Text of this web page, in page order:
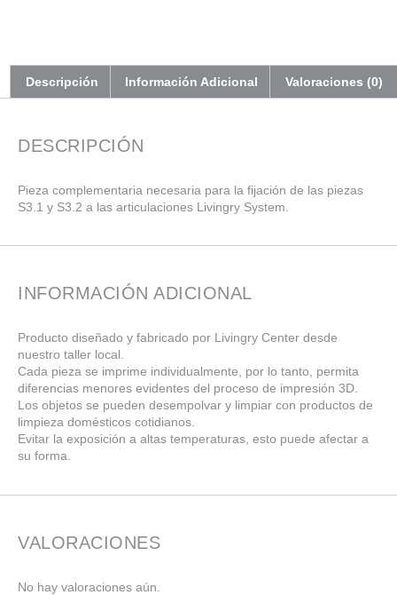
Descripción Información Adicional Valoraciones (0)
DESCRIPCIÓN
Pieza complementaria necesaria para la fijación de las piezas
S3.1 y S3.2 a las articulaciones Livingry System.
INFORMACIÓN ADICIONAL
Producto diseñado y fabricado por Livingry Center desde
nuestro taller local.
Cada pieza se imprime individualmente, por lo tanto, permita
diferencias menores evidentes del proceso de impresión 3D.
Los objetos se pueden desempolvar y limpiar con productos de
limpieza domésticos cotidianos.
Evitar la exposición a altas temperaturas, esto puede afectar a
su forma.
VALORACIONES
No hay valoraciones aún.